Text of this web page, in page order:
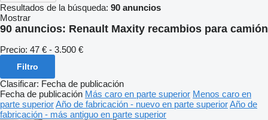
Resultados de la búsqueda: 90 anuncios
Mostrar
90 anuncios: Renault Maxity recambios para camión
Precio: 47 € - 3.500 €
Filtro
Clasificar: Fecha de publicación
Fecha de publicación Más caro en parte superior Menos caro en
parte superiorAño de fabricación - nuevo en parte superiorAño de
fabricación - más antiguo en parte superior